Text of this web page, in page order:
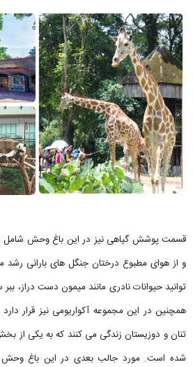
قسمت پوشش گیاهی نیز در این باغ وحش شامل
و از هوای مطبوع درختان جنگل های بارانی
توانید حیوانات نادری مانند میمون دست دراز، ببر
تنان و دوزیستان زندگی می کنند که به یکی از
شده است. مورد جالب بعدی در این باغ وحش